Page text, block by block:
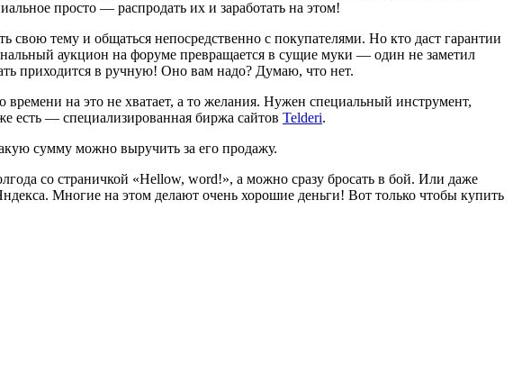
просто — распродать их и заработать на этом!
тему и общаться непосредственно с покупателями. Но кто даст гарантии
аукцион на форуме превращается в сущие муки — один не заметил
приходится в ручную! Оно вам надо? Думаю, что нет.
на это не хватает, а то желания. Нужен специальный инструмент,
есть — специализированная биржа сайтов Telderi.
сумму можно выручить за его продажу.
со страничкой «Hellow, word!», а можно сразу бросать в бой. Или даже
Многие на этом делают очень хорошие деньги! Вот только чтобы купить